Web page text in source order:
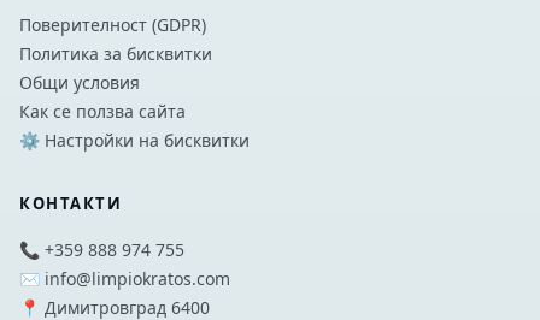
Поверителност (GDPR)
Политика за бисквитки
Общи условия
Как се ползва сайта
⚙️ Настройки на бисквитки
КОНТАКТИ
📞 +359 888 974 755
✉️ info@limpiokratos.com
📍 Димитровград 6400